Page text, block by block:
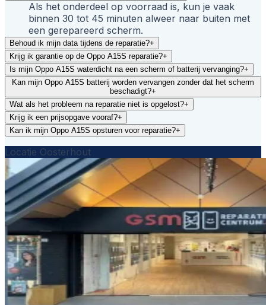
Als het onderdeel op voorraad is, kun je vaak
binnen 30 tot 45 minuten alweer naar buiten met
een gerepareerd scherm.
Behoud ik mijn data tijdens de reparatie?+
Krijg ik garantie op de Oppo A15S reparatie?+
Is mijn Oppo A15S waterdicht na een scherm of batterij vervanging?+
Kan mijn Oppo A15S batterij worden vervangen zonder dat het scherm
beschadigt?+
Wat als het probleem na reparatie niet is opgelost?+
Krijg ik een prijsopgave vooraf?+
Kan ik mijn Oppo A15S opsturen voor reparatie?+
Locatie Oosterhout